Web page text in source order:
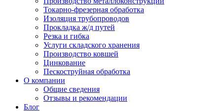
Токарно-фрезерная обработка
Изоляция трубопроводов
Прокладка ж/д путей
Резка и гибка
Услуги складского хранения
Производство ковшей
Цинкование
Пескоструйная обработка
О компании
Общие сведения
Отзывы и рекомендации
Блог